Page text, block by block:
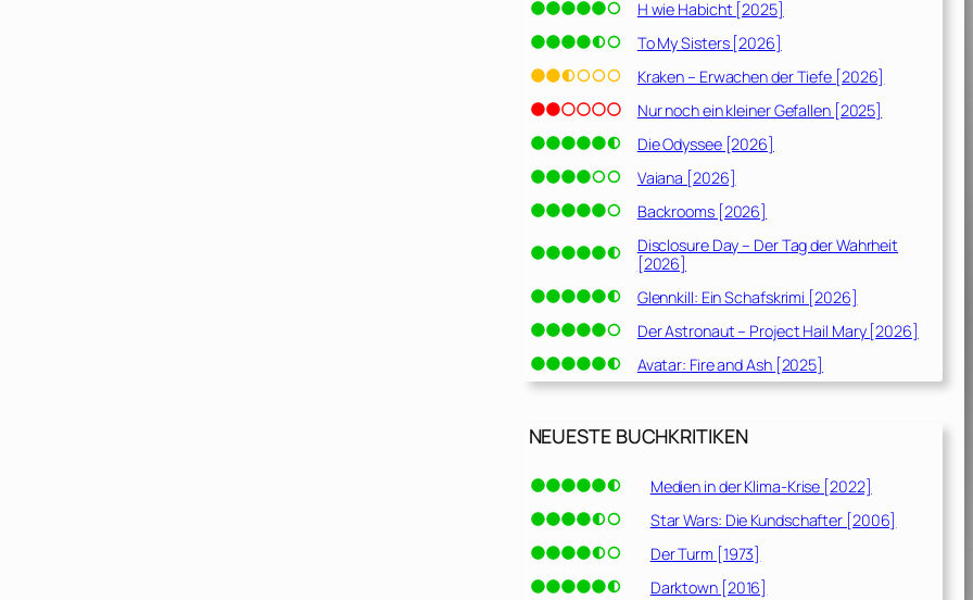
H wie Habicht [2025]
To My Sisters [2026]
Kraken – Erwachen der Tiefe [2026]
Nur noch ein kleiner Gefallen [2025]
Die Odyssee [2026]
Vaiana [2026]
Backrooms [2026]
Disclosure Day – Der Tag der Wahrheit
[2026]
Glennkill: Ein Schafskrimi [2026]
Der Astronaut – Project Hail Mary [2026]
Avatar: Fire and Ash [2025]
NEUESTE BUCHKRITIKEN
Medien in der Klima-Krise [2022]
Star Wars: Die Kundschafter [2006]
Der Turm [1973]
Darktown [2016]